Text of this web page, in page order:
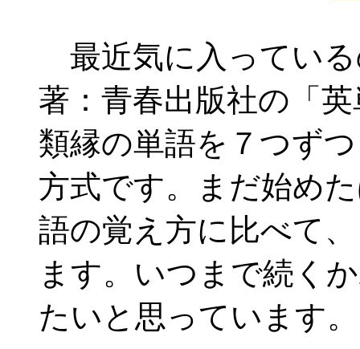
最近気に入ってい
著：青春出版社の「
類縁の単語を７つず
方式です。まだ始め
語の覚え方に比べて
ます。いつまで続く
たいと思っています。